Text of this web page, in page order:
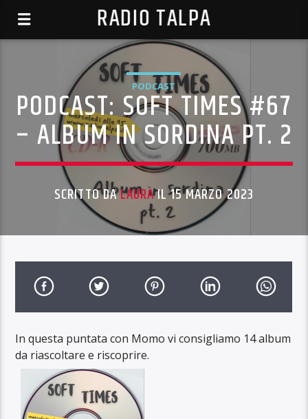
RADIO TALPA
PODCAST
PODCAST: SOFT TIMES #67
– ALBUM IN SORDINA PT. 2
SCRITTO DALAURAIL 15 MARZO 2023
In questa puntata con Momo vi consigliamo 14 album
da riascoltare e riscoprire.